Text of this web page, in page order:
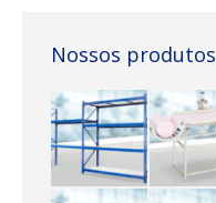
Nossos produtos